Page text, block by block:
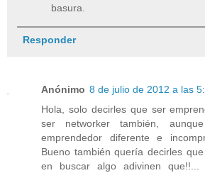
basura.
Responder
Anónimo 8 de julio de 2012 a las
Hola, solo decirles que ser
ser networker también,
emprendedor diferente e
Bueno también quería decirles
en buscar algo adivinen